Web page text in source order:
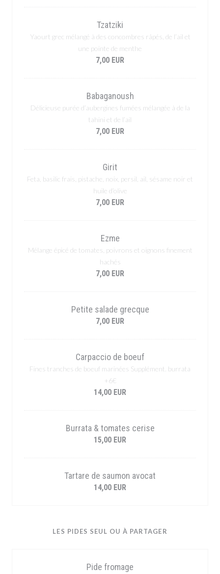
Tzatziki
Yaourt grec mélangé à des concombres râpés, de l’ail et
une pointe de menthe
7,00 EUR
Babaganoush
Délicieuse purée d’aubergines fumées mélangée à de la
tahini et de l’ail
7,00 EUR
Girit
Feta, basilic frais, pistache, noix, persil, ail, sésame noir et
huile d’olive
7,00 EUR
Ezme
Mélange épicé de tomates, poivrons et oignons finement
hachés
7,00 EUR
Petite salade grecque
7,00 EUR
Carpaccio de boeuf
Fines tranches de boeuf marinées Supplément. burrata
+6€
14,00 EUR
Burrata & tomates cerise
15,00 EUR
Tartare de saumon avocat
14,00 EUR
LES PIDES SEUL OU À PARTAGER
Pide fromage